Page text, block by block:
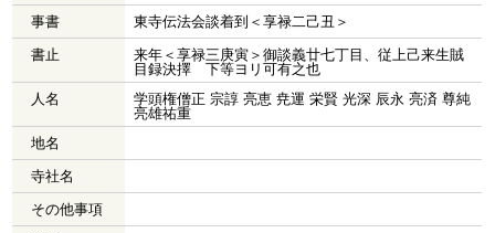
事書
東寺伝法会談着到＜享禄二己丑＞
書止
来年＜享禄三庚寅＞御談義廿七丁目、従上己来生賊
目録決擇 下等ヨリ可有之也
人名
学頭権僧正 宗諄 亮恵 尭運 栄賢 光深 辰永 亮済 尊純
亮雄祐重
地名
寺社名
その他事項